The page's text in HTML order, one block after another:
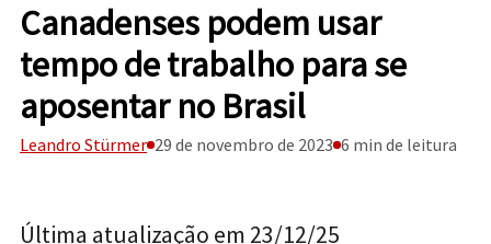
Canadenses podem usar
tempo de trabalho para se
aposentar no Brasil
Leandro Stürmer 29 de novembro de 2023 6 min de leitura
Última atualização em 23/12/25